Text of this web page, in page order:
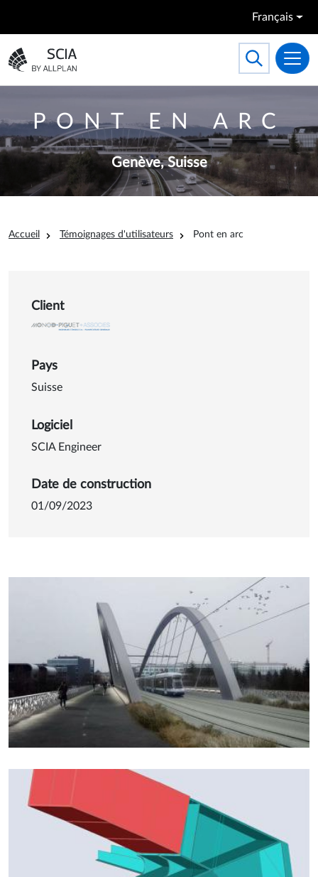
Français
Aller à la page d'accueil
Toggle
Search
PONT EN ARC
Genève,Suisse
Fil d'Ariane
Accueil Témoignages d'utilisateurs Pont en arc
Détails sur Pont en arc
Client
Pays
Suisse
Logiciel
SCIA Engineer
Date de construction
01/09/2023